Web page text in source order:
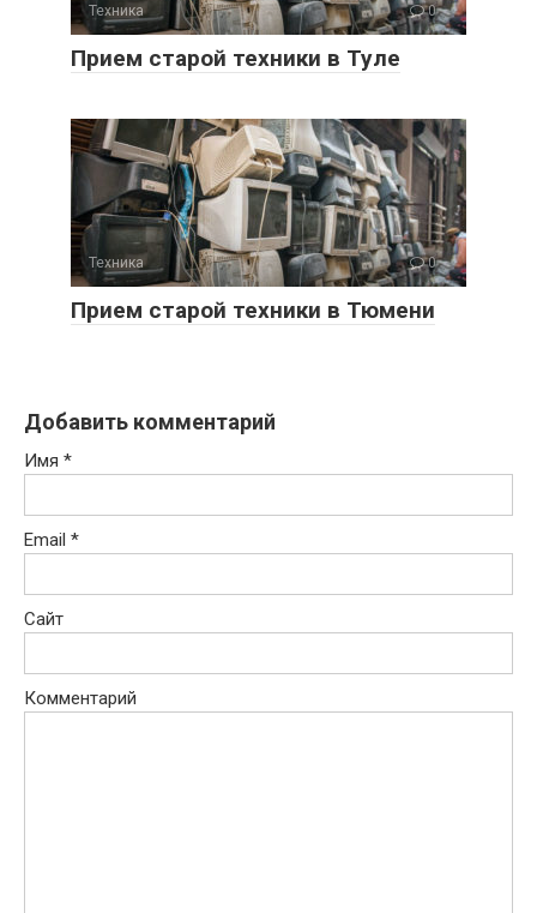
Техника 0
Прием старой техники в Туле
Техника 0
Прием старой техники в Тюмени
Добавить комментарий
Имя *
Email *
Сайт
Комментарий